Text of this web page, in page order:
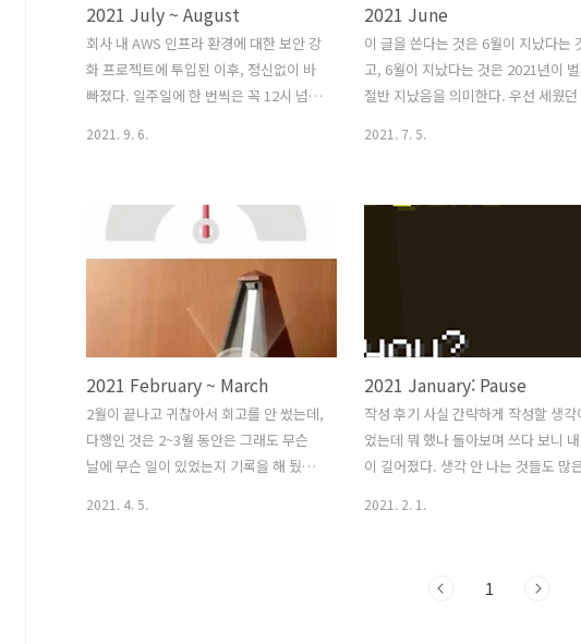
터는 열심히 개발을 다시 했다. 다른 팀 일
이지만, 지원 용병을 뛰러 갔다. 그렇게 풀
스택 개발자로 놀림을 받았고, 힘들었지
만 그냥 견디기로 했다. 돌이켜 보면 ..
의 보지 못했다. 이 책은 산지 2년이 넘
가는데, 아직도 제대로 공부하지 않
는게... 나 자신에게 좀 실망스러운 부
이다. 분명 9월부터 보려고 생각하고
2021 July ~ August
회사 내 AWS 인프라 환경에 대한 보안 강
화 프로젝트에 투입된 이후, 정신없이 바
빠졌다. 일주일에 한 번씩은 꼭 12시 넘어
쩌다 보니 휴가 날에 월간 회고를 작성하
게 되는 것 같다. 7, 8월 목표 🖥️
Kubernetes in Action 14장부터 18장
까지 읽어서 책을 다 읽었다! 사내 스터디
에서 했던 앞부분은 진짜 기본적인 내용
이었음을 알게 되었다. 오히려 뒷부분을
살펴보니 실무에서 필요한 내용들이 많이
나와서, 읽고 나니 많은 도움이 되었다. 유
명한 책이라던데, Kubernetes 를 제대
로 공부해보고 싶다면 추천해드리고 싶..
2021. 9. 6.
2021 June
이 글을 쓴다는 것은 6월이 지났다는
고, 6월이 지났다는 것은 2021년이
절반 지났음을 의미한다. 우선 세웠던
때에는 진짜 매주 한 챕터씩 읽었는데
ㅋㅋ 업무에 계속 사용할 예정이니 계속
보긴 할 예정이다. Go 언어 스터디
Kubernetes 를 열심히 공부하지 못했
주원인. 원래 Kubernetes 를 매주 했
데 이번 달에는 매주 Golang 을 보게
었다. 얘는..
2021. 7. 5.
2021 February ~ March
2월이 끝나고 귀찮아서 회고를 안 썼는데,
다행인 것은 2~3월 동안은 그래도 무슨
날에 무슨 일이 있었는지 기록을 해 뒀어
2021. 4. 5.
2021 January: Pause
작성 후기 사실 간략하게 작성할 생각
었는데 뭐 했나 돌아보며 쓰다 보니
이 길어졌다. 생각 안 나는 것들도 많
주부터 1월 3일까지 10일 정도 쉬기는
2021. 2. 1.
1